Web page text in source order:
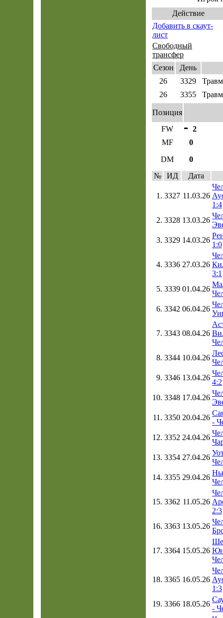
Действие
Добавить в скаут-
лист
Свободный
трансфер
Сезон
День
26
3329
26
3355
Позиция
FW
2
MF
0
DM
0
№
ИД Дата
1. 3327 11.03.26
1:4
2. 3328 13.03.26
3. 3329 14.03.26
1:0
4. 3336 27.03.26
3:1
5. 3339 01.04.26
6. 3342 06.04.26
7. 3343 08.04.26
8. 3344 10.04.26
9. 3346 13.04.26
4:2
10. 3348 17.04.26
11. 3350 20.04.26
-
12. 3352 24.04.26
13. 3354 27.04.26
14. 3355 29.04.26
15. 3362 11.05.26
2:3
16. 3363 13.05.26
17. 3364 15.05.26
18. 3365 16.05.26
1:3
19. 3366 18.05.26
-